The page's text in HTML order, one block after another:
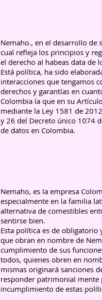
Nemaho., en el desarrollo de
cual refleja los principios y
el derecho al habeas data de
Está política, ha sido
interacciones que tengamos
derechos y garantías en
Colombia la que en su
mediante la Ley 1581 de
y 26 del Decreto único 1074
de datos en Colombia.
Nemaho, es la empresa
especialmente en la familia
alternativa de comestibles
sentirse bien.
Esta política es de
que obran en nombre de
cumplimiento de sus
todos, quienes obren en
mismas originará sanciones
responder patrimonial mente
incumplimiento de estas